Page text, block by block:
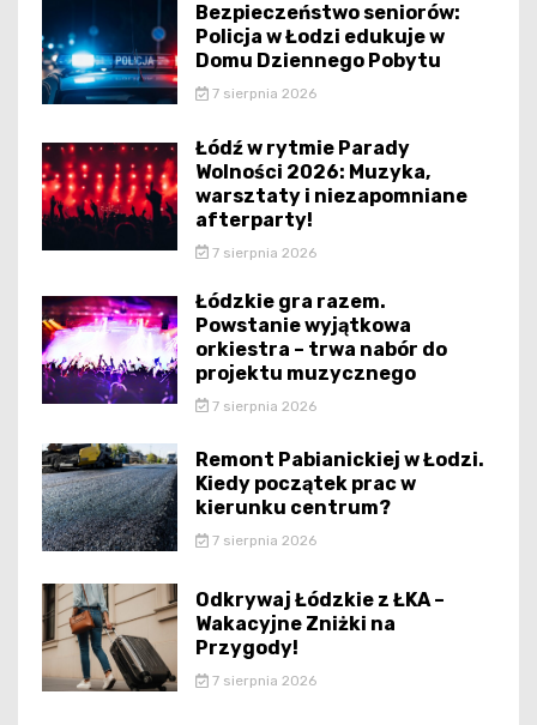
Bezpieczeństwo seniorów:
Policja w Łodzi edukuje w
Domu Dziennego Pobytu
7 sierpnia 2026
Łódź w rytmie Parady
Wolności 2026: Muzyka,
warsztaty i niezapomniane
afterparty!
7 sierpnia 2026
Łódzkie gra razem.
Powstanie wyjątkowa
orkiestra – trwa nabór do
projektu muzycznego
7 sierpnia 2026
Remont Pabianickiej w Łodzi.
Kiedy początek prac w
kierunku centrum?
7 sierpnia 2026
Odkrywaj Łódzkie z ŁKA –
Wakacyjne Zniżki na
Przygody!
7 sierpnia 2026